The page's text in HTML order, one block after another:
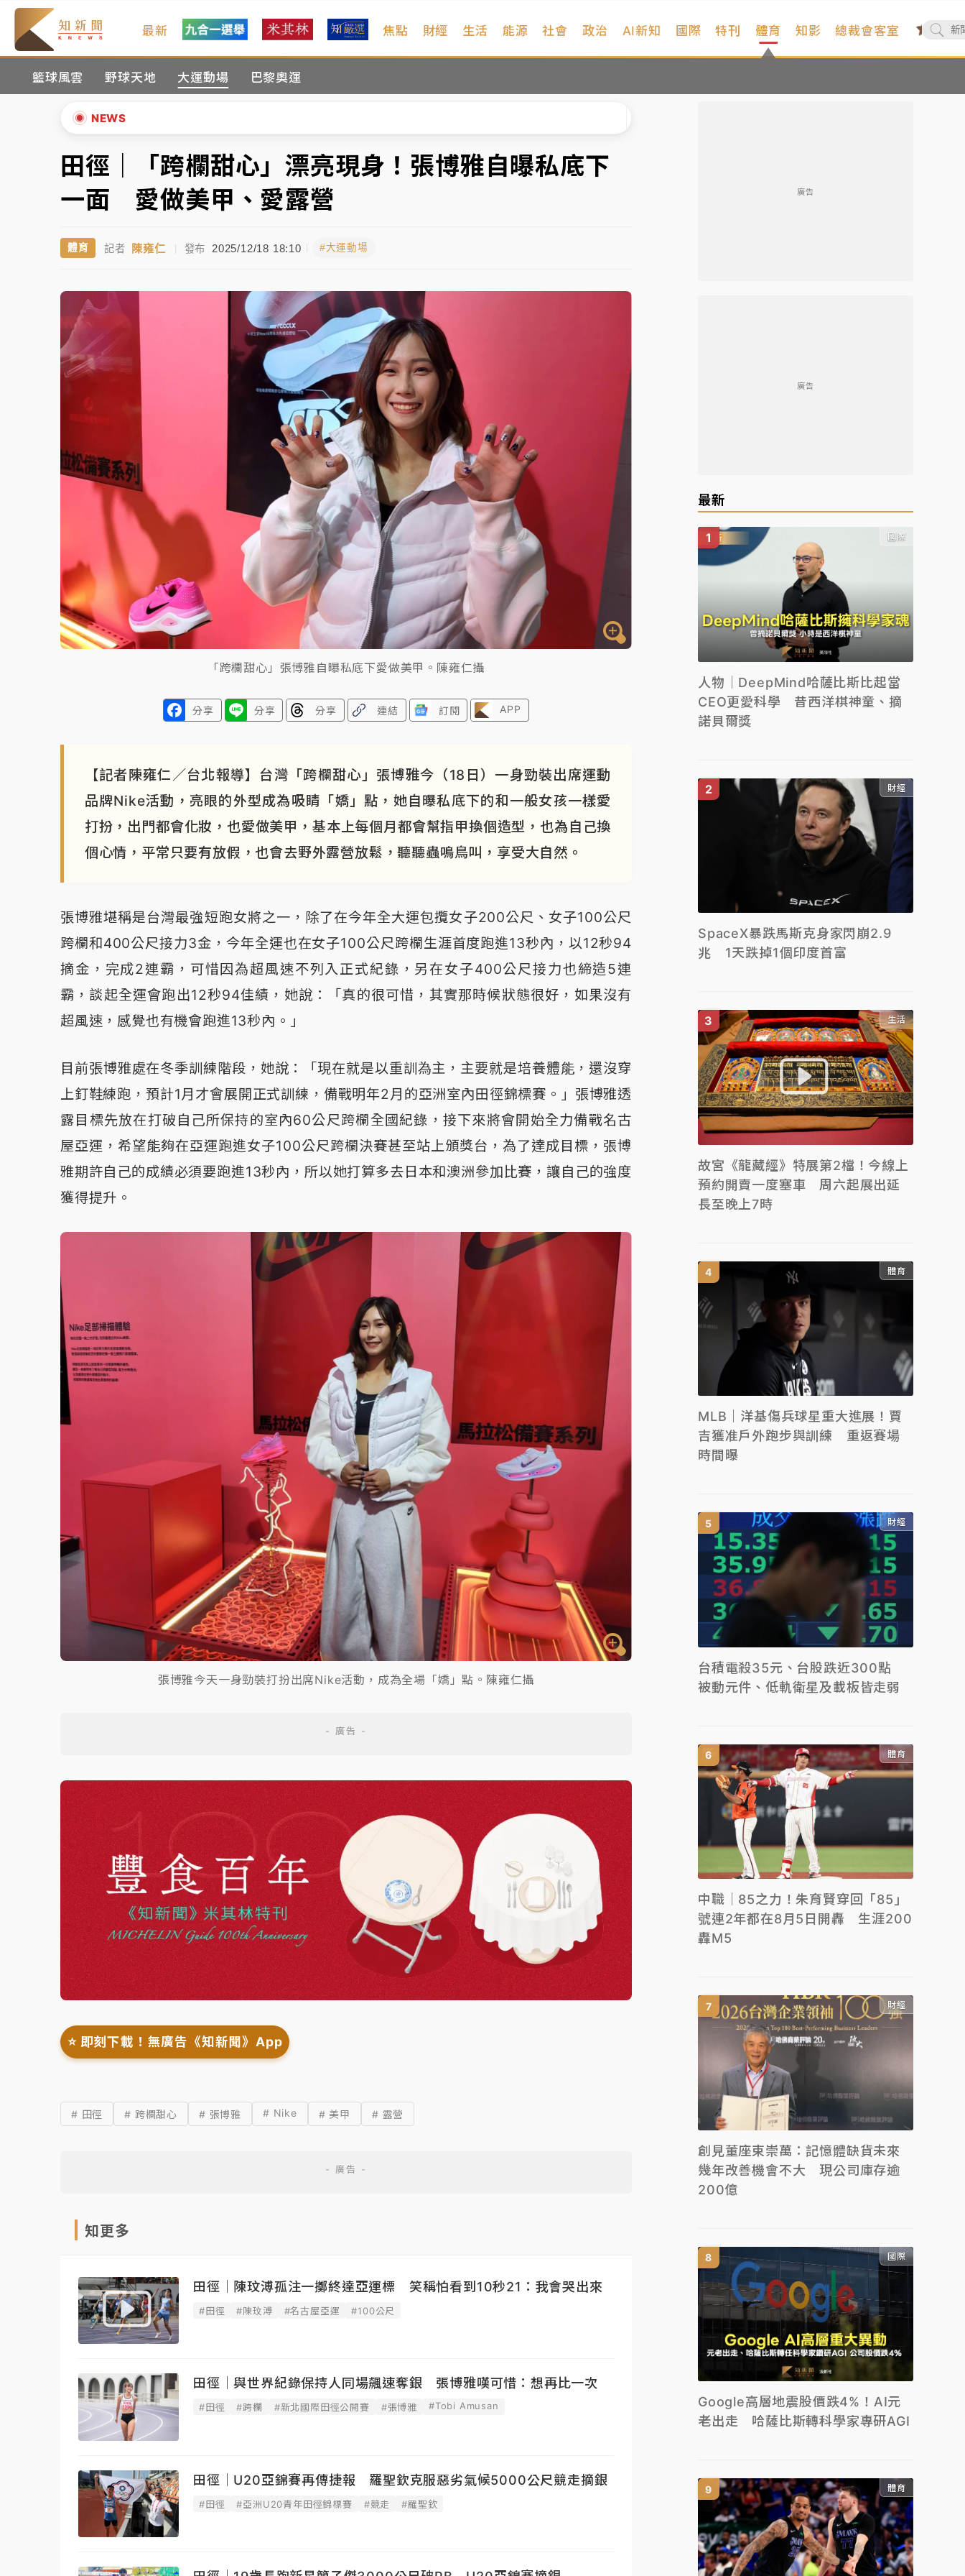
最新 焦點 財經 生活 能源 社會 政治 AI新知 國際 特刊 體育
籃球風雲 野球天地 大運動場 巴黎奧運
知影 總裁會客室
NEWS
中信慈善基金會想增加董事人數！辜仲諒向法院聲請遭駁 理由曝光
故宮《龍藏經》特展第2檔！今線上預約開賣一度塞車 周六起展出延長至晚上7時
台東農業處長涉圖利渡假村！東檢抗告成功 今重開羈押庭
父親節泡湯了！中颱白海豚雨彈轟3天 「紅到發紫」降雨熱區曝
中信慈善基金會想增加董事人數！辜仲諒向法院聲請遭駁 理由曝光
台東農業處長涉圖利渡假村！東檢抗告成功 今重開羈押庭
父親節泡湯了！中颱白海豚雨彈轟3天 「紅到發紫」降雨熱區曝
▲
田徑｜「跨欄甜心」漂亮現身！張博雅自曝私底下
一面 愛做美甲、愛露營
體育 記者 陳雍仁 | 發布 2025/12/18 18:10 #大運動場
「跨欄甜心」張博雅自曝私底下愛做美甲。陳雍仁攝
分享 分享 分享 連結 訂閱 APP
【記者陳雍仁／台北報導】台灣「跨欄甜心」張博雅今（18日）一身勁裝出席運動
品牌Nike活動，亮眼的外型成為吸睛「嬌」點，她自曝私底下的和一般女孩一樣愛
打扮，出門都會化妝，也愛做美甲，基本上每個月都會幫指甲換個造型，也為自己換
個心情，平常只要有放假，也會去野外露營放鬆，聽聽蟲鳴鳥叫，享受大自然。
張博雅堪稱是台灣最強短跑女將之一，除了在今年全大運包攬女子200公尺、女子100公尺
跨欄和400公尺接力3金，今年全運也在女子100公尺跨欄生涯首度跑進13秒內，以12秒94
摘金，完成2連霸，可惜因為超風速不列入正式紀錄，另在女子400公尺接力也締造5連
霸，談起全運會跑出12秒94佳績，她說：「真的很可惜，其實那時候狀態很好，如果沒有
超風速，感覺也有機會跑進13秒內。」
目前張博雅處在冬季訓練階段，她說：「現在就是以重訓為主，主要就是培養體能，還沒穿
上釘鞋練跑，預計1月才會展開正式訓練，備戰明年2月的亞洲室內田徑錦標賽。」張博雅透
露目標先放在打破自己所保持的室內60公尺跨欄全國紀錄，接下來將會開始全力備戰名古
屋亞運，希望能夠在亞運跑進女子100公尺跨欄決賽甚至站上頒獎台，為了達成目標，張博
雅期許自己的成績必須要跑進13秒內，所以她打算多去日本和澳洲參加比賽，讓自己的強度
獲得提升。
張博雅今天一身勁裝打扮出席Nike活動，成為全場「嬌」點。陳雍仁攝
⭐️ 即刻下載！無廣告《知新聞》App
# 田徑 # 跨欄甜心 # 張博雅 # Nike # 美甲 # 露營
知更多
田徑｜陳玟溥孤注一擲終達亞運標 笑稱怕看到10秒21：我會哭出來
#田徑 #陳玟溥 #名古屋亞運 #100公尺
田徑｜與世界紀錄保持人同場飆速奪銀 張博雅嘆可惜：想再比一次
#田徑 #跨欄 #新北國際田徑公開賽 #張博雅 #Tobi Amusan
田徑｜U20亞錦賽再傳捷報 羅聖欽克服惡劣氣候5000公尺競走摘銀
#田徑 #亞洲U20青年田徑錦標賽 #競走 #羅聖欽
廣告
廣告
最新
國際
人物｜DeepMind哈薩比斯比起當
CEO更愛科學 昔西洋棋神童、摘
諾貝爾獎
財經
SpaceX暴跌馬斯克身家閃崩2.9
兆 1天跌掉1個印度首富
生活
故宮《龍藏經》特展第2檔！今線上
預約開賣一度塞車 周六起展出延
長至晚上7時
體育
MLB｜洋基傷兵球星重大進展！賈
吉獲准戶外跑步與訓練 重返賽場
時間曝
財經
台積電殺35元、台股跌近300點
被動元件、低軌衛星及載板皆走弱
體育
中職｜85之力！朱育賢穿回「85」
號連2年都在8月5日開轟 生涯200
轟M5
財經
創見董座束崇萬：記憶體缺貨未來
幾年改善機會不大 現公司庫存逾
200億
國際
Google高層地震股價跌4%！AI元
老出走 哈薩比斯轉科學家專研AGI
體育